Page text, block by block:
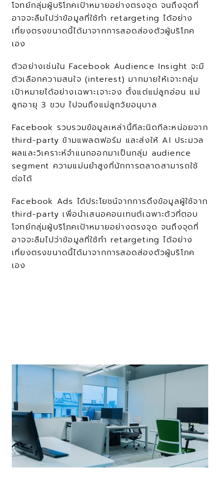
โจทย์กลุ่มผู้บริโภคเป้าหมายอย่างตรงจุด จนถึงจุดที่
อาจจะลืมไปว่าข้อมูลที่ใช้ทำ retargeting ได้อย่าง
เที่ยงตรงขนาดนี้ได้มาจากการสอดส่องตัวผู้บริโภค
เอง
ตัวอย่างเช่นใน Facebook Audience Insight จะมี
ตัวเลือกความสนใจ (interest) มากมายให้เจาะกลุ่ม
เป้าหมายได้อย่างเฉพาะเจาะจง ตั้งแต่แม่ลูกอ่อน แม่
ลูกอายุ 3 ขวบ ไปจนถึงแม่ลูกวัยอนุบาล
Facebook รวบรวมข้อมูลเหล่านี้ทีละนิดทีละหน่อยจาก
third-party ข้ามแพลตฟอร์ม และส่งให้ AI ประมวล
ผลและวิเคราะห์จำแนกออกมาเป็นกลุ่ม audience
segment ความแม่นยำสูงที่นักการตลาดสามารถใช้
ต่อได้
Facebook Ads ได้ประโยชน์จากการดึงข้อมูลผู้ใช้จาก
third-party เพื่อนำเสนอคอนเทนต์เฉพาะตัวที่ตอบ
โจทย์กลุ่มผู้บริโภคเป้าหมายอย่างตรงจุด จนถึงจุดที่
อาจจะลืมไปว่าข้อมูลที่ใช้ทำ retargeting ได้อย่าง
เที่ยงตรงขนาดนี้ได้มาจากการสอดส่องตัวผู้บริโภค
เอง